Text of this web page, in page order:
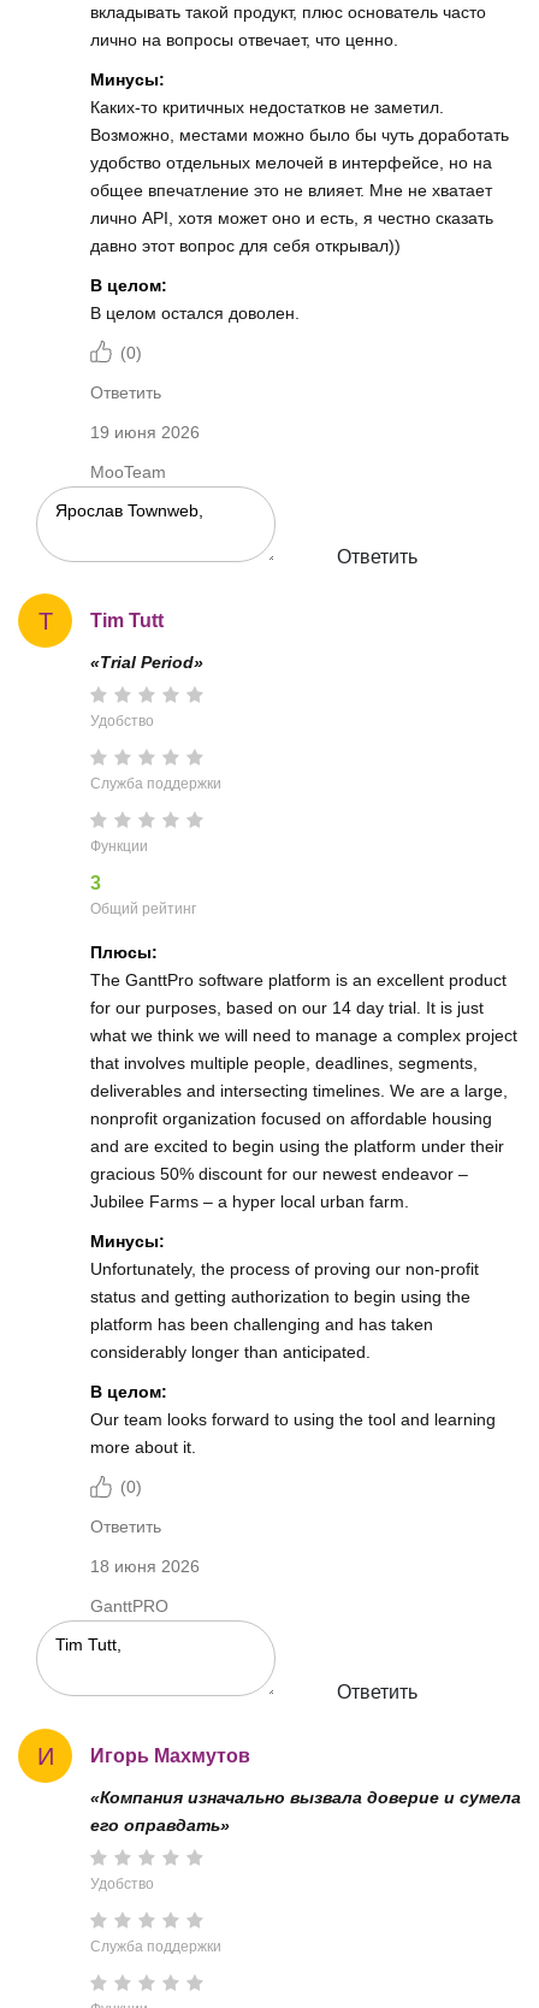
вкладывать такой продукт, плюс основатель часто
лично на вопросы отвечает, что ценно.
Минусы:
Каких-то критичных недостатков не заметил.
Возможно, местами можно было бы чуть доработать
удобство отдельных мелочей в интерфейсе, но на
общее впечатление это не влияет. Мне не хватает
лично API, хотя может оно и есть, я честно сказать
давно этот вопрос для себя открывал))
В целом:
В целом остался доволен.
(0)
Ответить
19 июня 2026
MooTeam
Ответить
T Tim Tutt
«Trial Period»
Удобство
Служба поддержки
Функции
3
Общий рейтинг
Плюсы:
The GanttPro software platform is an excellent product
for our purposes, based on our 14 day trial. It is just
what we think we will need to manage a complex project
that involves multiple people, deadlines, segments,
deliverables and intersecting timelines. We are a large,
nonprofit organization focused on affordable housing
and are excited to begin using the platform under their
gracious 50% discount for our newest endeavor –
Jubilee Farms – a hyper local urban farm.
Минусы:
Unfortunately, the process of proving our non-profit
status and getting authorization to begin using the
platform has been challenging and has taken
considerably longer than anticipated.
В целом:
Our team looks forward to using the tool and learning
more about it.
(0)
Ответить
18 июня 2026
GanttPRO
Ответить
И Игорь Махмутов
«Компания изначально вызвала доверие и сумела
его оправдать»
Удобство
Служба поддержки